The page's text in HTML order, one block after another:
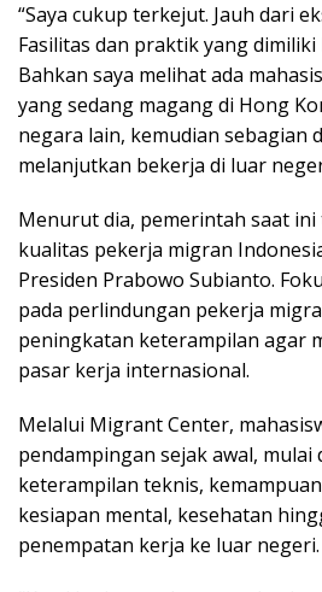
“Saya cukup terkejut. Jauh dari
Fasilitas dan praktik yang dimiliki
Bahkan saya melihat ada
yang sedang magang di Hong
negara lain, kemudian sebagian
melanjutkan bekerja di luar
Menurut dia, pemerintah saat
kualitas pekerja migran
Presiden Prabowo Subianto.
pada perlindungan pekerja
peningkatan keterampilan agar
pasar kerja internasional.
Melalui Migrant Center,
pendampingan sejak awal,
keterampilan teknis,
kesiapan mental, kesehatan
penempatan kerja ke luar negeri.